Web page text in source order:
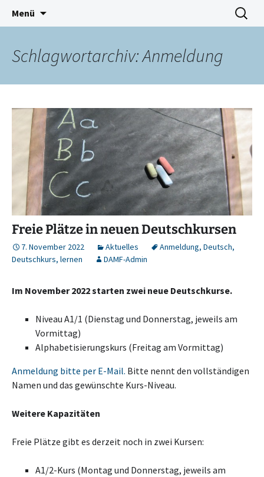
Damf Dresden
Deutschkurse Asyl Migration Flucht Dresden
Menü
Suchen
nach:
Schlagwortarchiv: Anmeldung
Freie Plätze in neuen Deutschkursen
7. November 2022 Aktuelles Anmeldung, Deutsch,
Deutschkurs, lernen DAMF-Admin
Im November 2022 starten zwei neue Deutschkurse.
Niveau A1/1 (Dienstag und Donnerstag, jeweils am
Vormittag)
Alphabetisierungskurs (Freitag am Vormittag)
Anmeldung bitte per E-Mail. Bitte nennt den vollständigen
Namen und das gewünschte Kurs-Niveau.
Weitere Kapazitäten
Freie Plätze gibt es derzeit noch in zwei Kursen:
A1/2-Kurs (Montag und Donnerstag, jeweils am